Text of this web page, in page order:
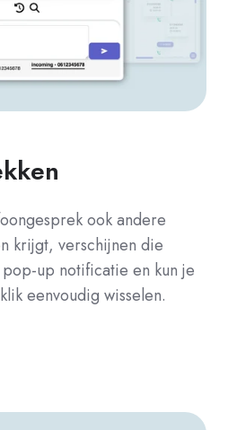
ook andere
krijgt, verschijnen die
up notificatie en kun je
eenvoudig wisselen.